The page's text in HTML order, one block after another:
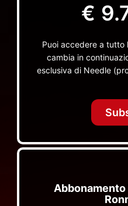
€
Puoi accedere a tutto
cambia in
esclusiva di Needle
TV non visibili